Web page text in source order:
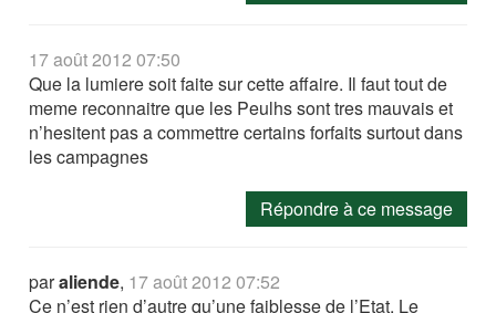
17 août 2012 07:50
Que la lumiere soit faite sur cette affaire. Il faut tout de
meme reconnaitre que les Peulhs sont tres mauvais et
n’hesitent pas a commettre certains forfaits surtout dans
les campagnes
Répondre à ce message
paraliende, 17 août 2012 07:52
Ce n’est rien d’autre qu’une faiblesse de l’Etat. Le